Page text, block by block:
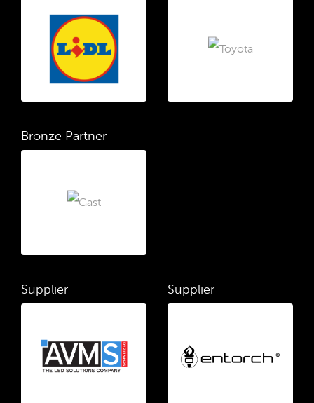
Bronze Partner
Supplier Supplier